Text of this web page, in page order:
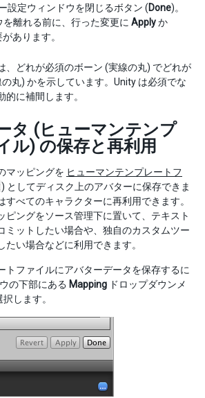
設定ウィンドウを閉じるボタン (Done)。
を離れる前に、行った変更に Applyか
あります。
、どれが必須のボーン (実線の丸) でどれが
丸) かを示しています。Unity は必須でな
的に補間します。
タ (ヒューマンテンプ
ル) の保存と再利用
マッピングを ヒューマンテンプレートフ
) としてディスク上のアバターに保存できま
すべてのキャラクターに再利用できます。
ピングをソース管理下に置いて、テキスト
ミットしたい場合や、独自のカスタムツー
たい場合などに利用できます。
トファイルにアバターデータを保存するに
の下部にある Mapping ドロップダウンメ
択します。